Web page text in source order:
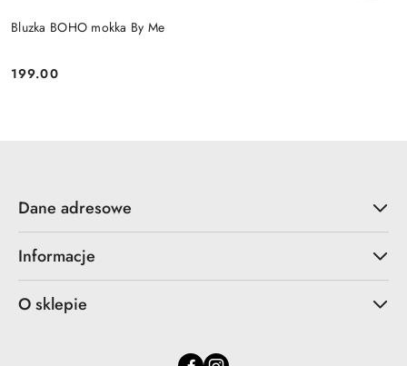
Bluzka BOHO mokka By Me
Cena:
199.00
Dane adresowe
Informacje
O sklepie